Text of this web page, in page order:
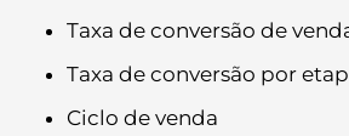
Taxa de conversão de
Taxa de conversão por
Ciclo de venda